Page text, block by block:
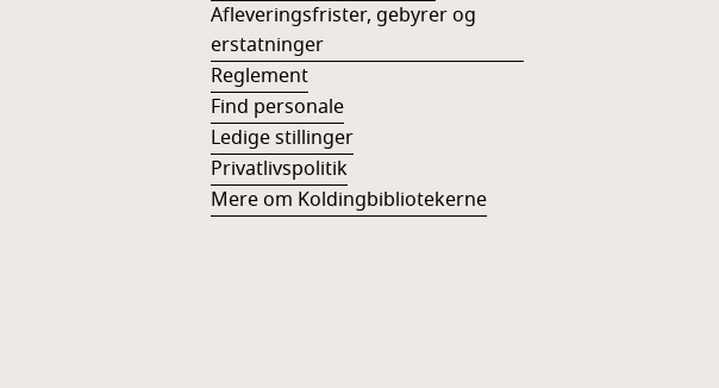
Afleveringsfrister, gebyrer og
erstatninger
Reglement
Find personale
Ledige stillinger
Privatlivspolitik
Mere om Koldingbibliotekerne